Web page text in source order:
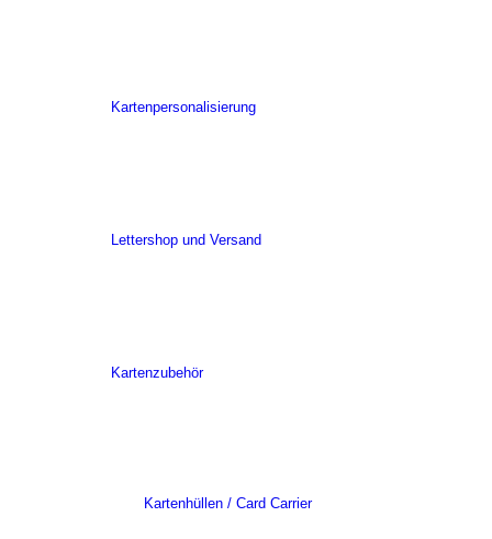
Kartenpersonalisierung
Lettershop und Versand
Kartenzubehör
Kartenhüllen / Card Carrier